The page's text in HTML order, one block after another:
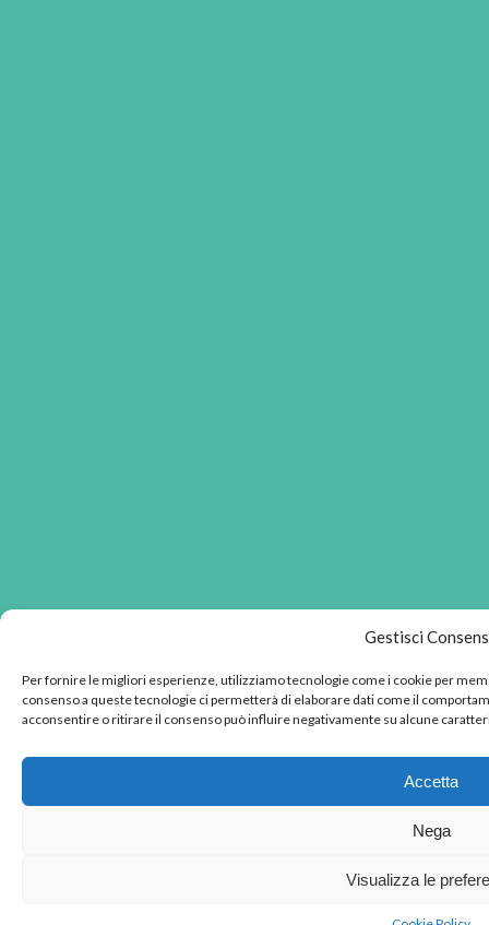
Gestisci
Per fornire le migliori esperienze, utilizziamo tecnologie come i cookie per
consenso a queste tecnologie ci permetterà di elaborare dati come il
acconsentire o ritirare il consenso può influire negativamente su alcune
Accetta
Nega
Visualizza le